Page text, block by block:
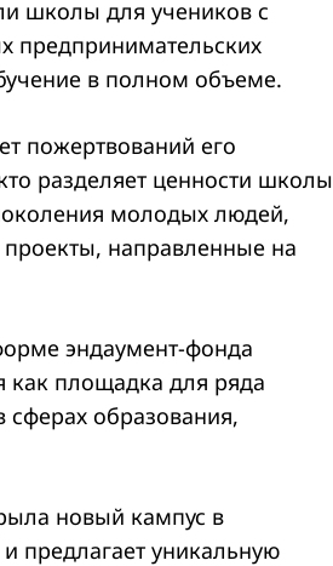
школы для учеников с
предпринимательских
в полном объеме.
пожертвований его
разделяет ценности школы
молодых людей,
направленные на
эндаумент-фонда
как площадка для ряда
образования,
новый кампус в
предлагает уникальную